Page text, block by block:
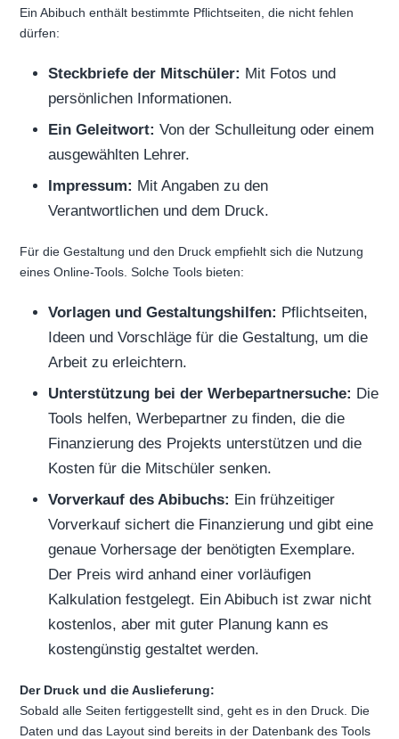
Ein Abibuch enthält bestimmte Pflichtseiten, die nicht fehlen
dürfen:
Steckbriefe der Mitschüler: Mit Fotos und
persönlichen Informationen.
Ein Geleitwort: Von der Schulleitung oder einem
ausgewählten Lehrer.
Impressum: Mit Angaben zu den
Verantwortlichen und dem Druck.
Für die Gestaltung und den Druck empfiehlt sich die Nutzung
eines Online-Tools. Solche Tools bieten:
Vorlagen und Gestaltungshilfen: Pflichtseiten,
Ideen und Vorschläge für die Gestaltung, um die
Arbeit zu erleichtern.
Unterstützung bei der Werbepartnersuche: Die
Tools helfen, Werbepartner zu finden, die die
Finanzierung des Projekts unterstützen und die
Kosten für die Mitschüler senken.
Vorverkauf des Abibuchs: Ein frühzeitiger
Vorverkauf sichert die Finanzierung und gibt eine
genaue Vorhersage der benötigten Exemplare.
Der Preis wird anhand einer vorläufigen
Kalkulation festgelegt. Ein Abibuch ist zwar nicht
kostenlos, aber mit guter Planung kann es
kostengünstig gestaltet werden.
Der Druck und die Auslieferung:
Sobald alle Seiten fertiggestellt sind, geht es in den Druck. Die
Daten und das Layout sind bereits in der Datenbank des Tools